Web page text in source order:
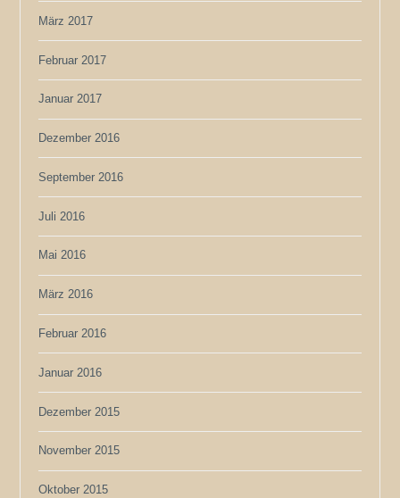
März 2017
Februar 2017
Januar 2017
Dezember 2016
September 2016
Juli 2016
Mai 2016
März 2016
Februar 2016
Januar 2016
Dezember 2015
November 2015
Oktober 2015